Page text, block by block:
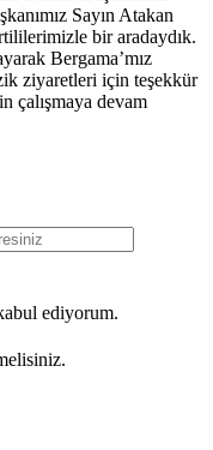
Sayın Atakan
bir aradaydık.
Bergama’mız
ziyaretleri için teşekkür
çalışmaya devam
ediyorum.